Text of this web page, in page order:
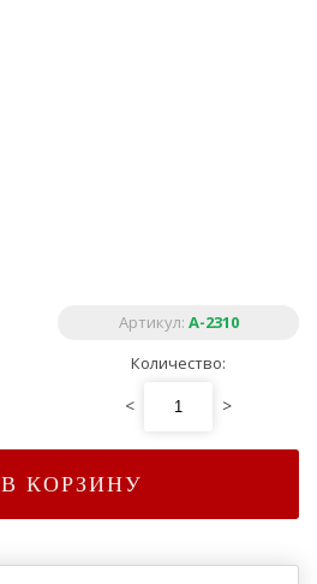
Артикул: A-2310
Количество:
< >
В КОРЗИНУ